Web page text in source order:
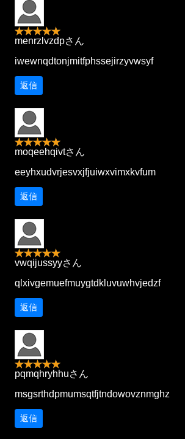
menrzlvzdpさん
iwewnqdtonjmitfphssejirzyvwsyf
返信
moqeehqivtさん
eeyhxudvrjesvxjfjuiwxvimxkvfum
返信
vwqijussyyさん
qlxivgemuefmuygtdkluvuwhvjedzf
返信
pqmqhryhhuさん
msgsrthdpmumsqtfjtndowovznmghz
返信